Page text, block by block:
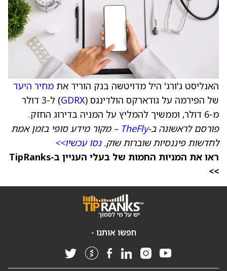
האנליסט ג'ורג' היל מדויטשה בנק הוריד את מחיר היעד
של הפירמה על גודארקס הולדינגס (GDRX
) ל-3 דולר
מ-6 דולר, וממשיך להמליץ על המניה בדירוג החזק.
פורסם לראשונה ב-TheFly – מקור מידע סופי בזמן אמת
לחדשות פיננסיות שוברות שוק.נסו עכשיו>>
ראו את המניות החמות של בעלי העניין ב-TipRanks
>>
חפשו אותנו -